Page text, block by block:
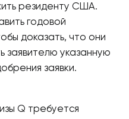
резиденту США.
годовой
доказать, что они
заявителю указанную
заявки.
Q требуется